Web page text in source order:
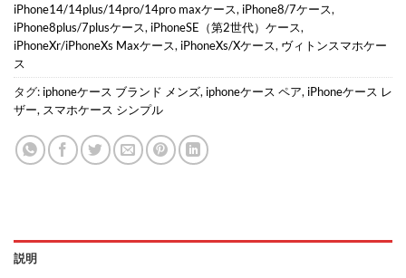
iPhone14/14plus/14pro/14pro maxケース, iPhone8/7ケース,
iPhone8plus/7plusケース, iPhoneSE（第2世代）ケース,
iPhoneXr/iPhoneXs Maxケース, iPhoneXs/Xケース, ヴィトンスマホケー
ス
タグ: iphoneケース ブランド メンズ, iphoneケース ペア, iPhoneケース レ
ザー, スマホケース シンプル
説明